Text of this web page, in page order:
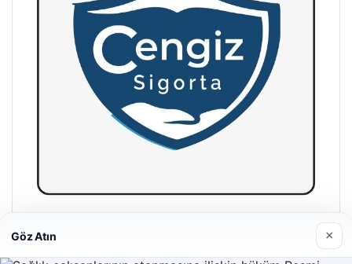
Hastaş Beton
Göz Atın ×